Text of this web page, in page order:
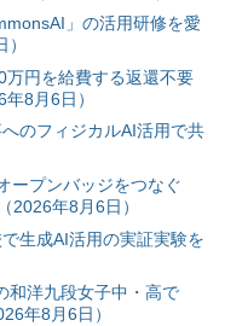
」の活用研修を愛
円を給費する返還不要
8月6日）
のフィジカルAI活用で共
ープンバッジをつなぐ
2026年8月6日）
生成AI活用の実証実験を
和洋九段女子中・高で
年8月6日）